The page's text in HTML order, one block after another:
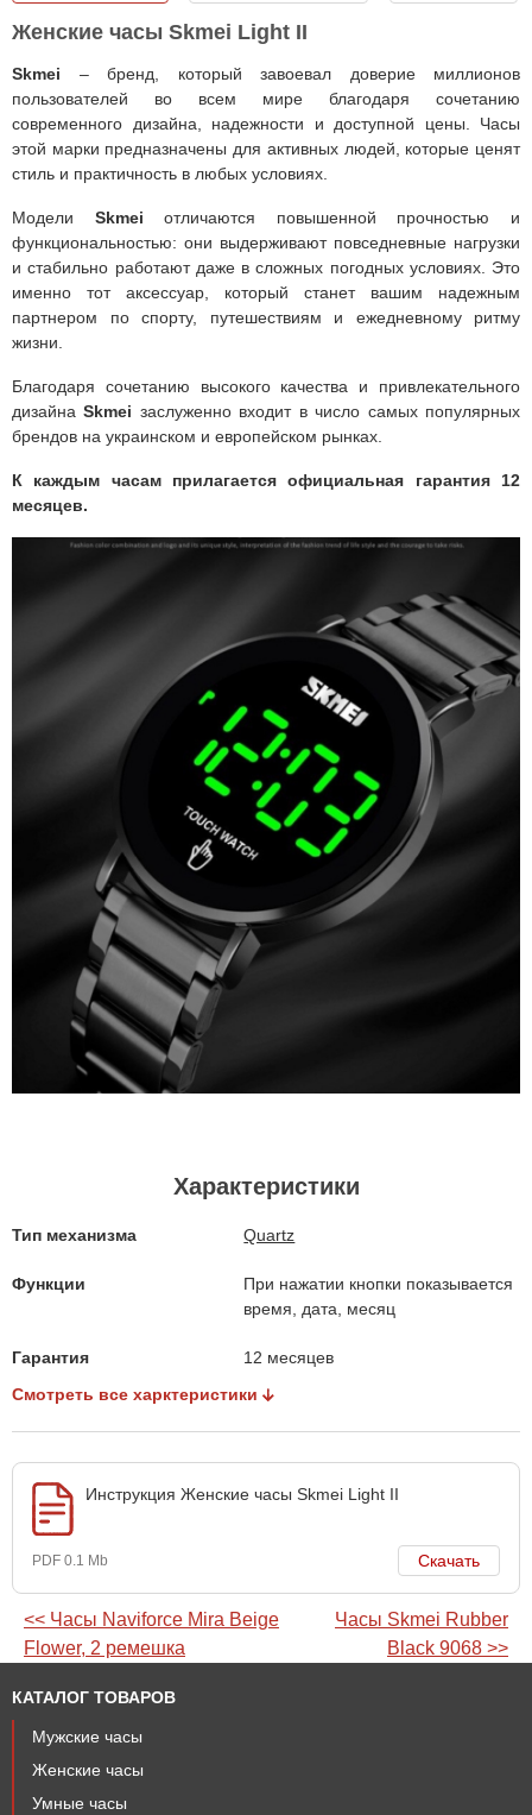
Женские часы Skmei Light II
Skmei – бренд, который завоевал доверие миллионов
пользователей во всем мире благодаря сочетанию
современного дизайна, надежности и доступной цены. Часы
этой марки предназначены для активных людей, которые ценят
стиль и практичность в любых условиях.
Модели Skmei отличаются повышенной прочностью и
функциональностью: они выдерживают повседневные нагрузки
и стабильно работают даже в сложных погодных условиях. Это
именно тот аксессуар, который станет вашим надежным
партнером по спорту, путешествиям и ежедневному ритму
жизни.
Благодаря сочетанию высокого качества и привлекательного
дизайнаSkmei заслуженно входит в число самых популярных
брендов на украинском и европейском рынках.
К каждым часам прилагается официальная гарантия 12
месяцев.
Характеристики
Тип механизма Quartz
Функции
При нажатии кнопки показывается
время, дата, месяц
Гарантия
12 месяцев
Смотреть все харктеристики
Инструкция Женские часы Skmei Light II
PDF 0.1 Mb Скачать
<< Часы Naviforce Mira Beige
Flower, 2 ремешка
Часы Skmei Rubber
Black 9068 >>
КАТАЛОГ ТОВАРОВ
Мужские часы
Женские часы
Умные часы